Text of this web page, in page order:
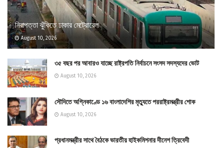
নিরাপত্তা ঝুঁকিতে ঢাকার মেট্রোরেল
August 10, 2026
৩৫ বছর পর আবারও যাচ্ছে রাষ্ট্রপতি নির্বাচনে সংসদ সদস্যদের ভোট
August 10, 2026
সৌদিতে অগ্নিকাণ্ডে ১৬ বাংলাদেশির মৃত্যুতে পররাষ্ট্রমন্ত্রীর শোক
August 10, 2026
প্রধানমন্ত্রীর সাথে বৈঠকে ভারতীয় হাইকমিশনার দীনেশ ত্রিবেদী